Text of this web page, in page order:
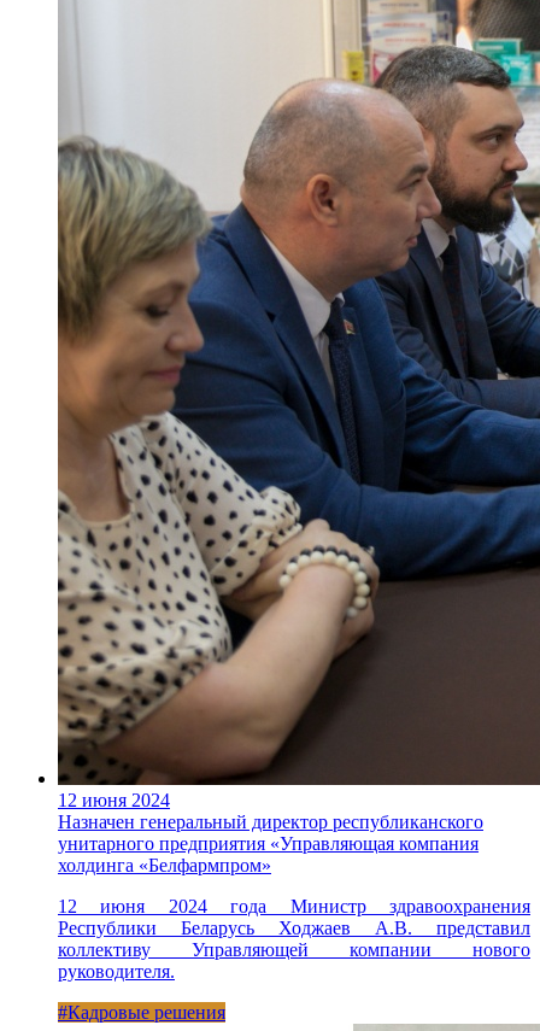
12 июня 2024
Назначен генеральный директор республиканского
унитарного предприятия «Управляющая компания
холдинга «Белфармпром»
12 июня 2024 года Министр здравоохранения
Республики Беларусь Ходжаев А.В. представил
коллективу Управляющей компании нового
руководителя.
#Кадровые решения